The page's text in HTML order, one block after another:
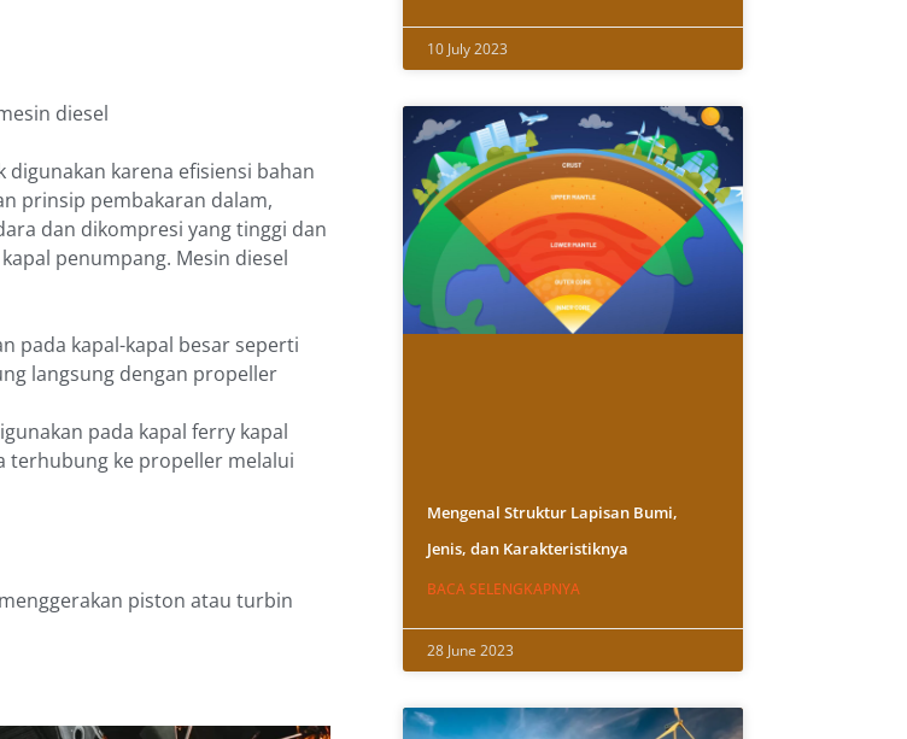
digunakan karena efisiensi bahan
prinsip pembakaran dalam,
dan dikompresi yang tinggi dan
penumpang. Mesin diesel
pada kapal-kapal besar seperti
langsung dengan propeller
pada kapal ferry kapal
terhubung ke propeller melalui
piston atau turbin
10 July 2023
Mengenal Struktur Lapisan Bumi,
Jenis, dan Karakteristiknya
BACA SELENGKAPNYA
28 June 2023